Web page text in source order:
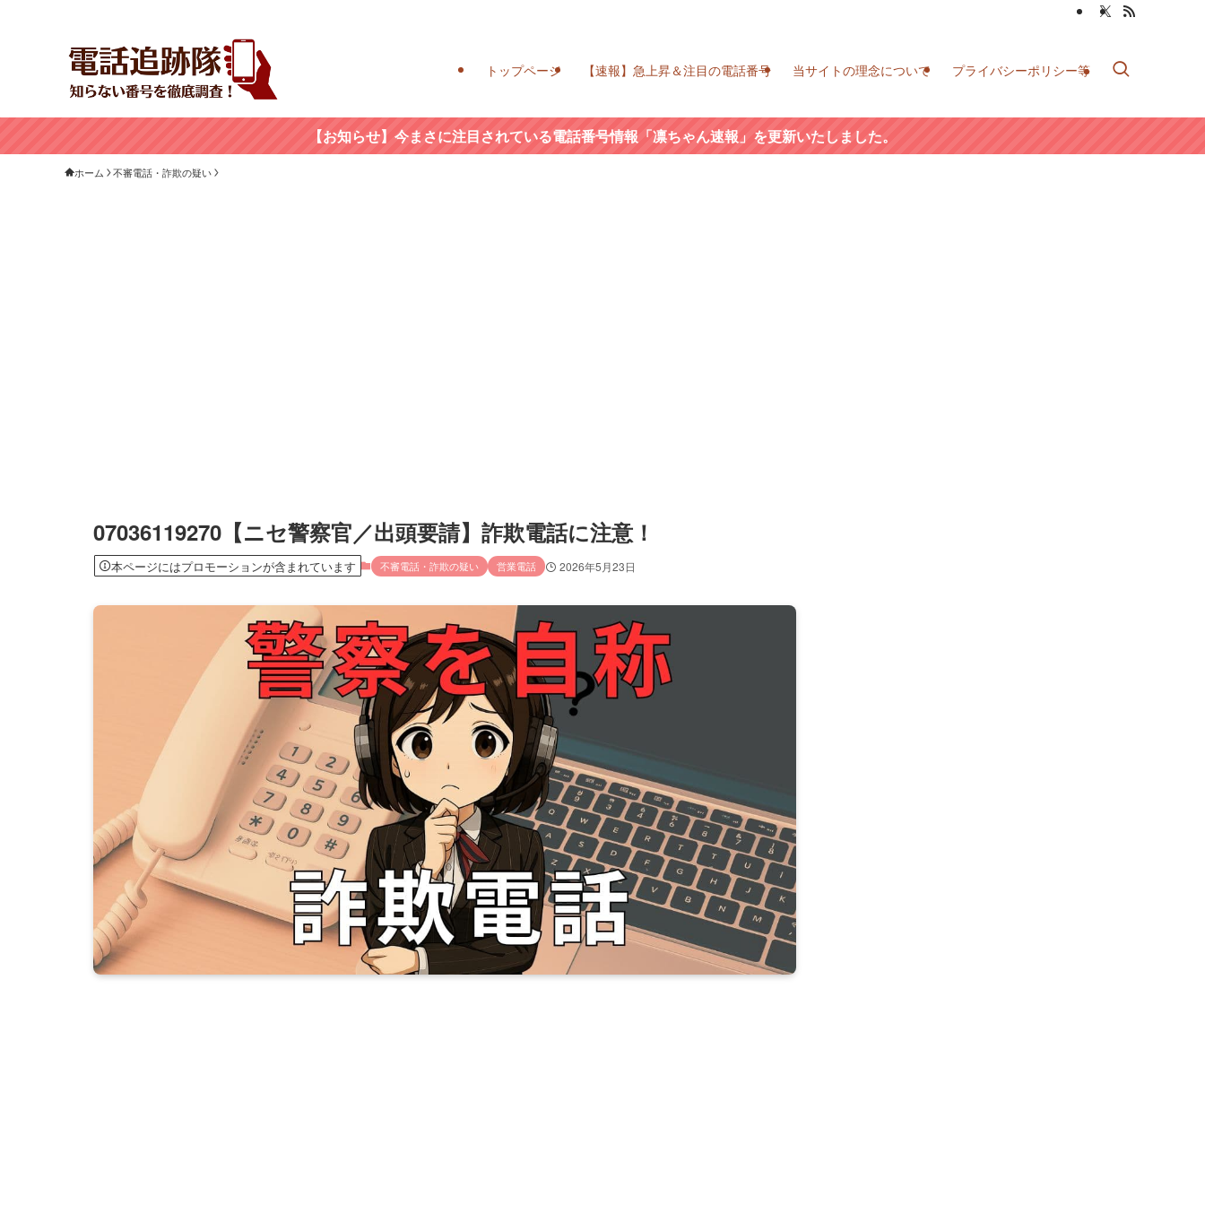
トップページ 【速報】急上昇＆注目の電話番号 当サイトの理念について プライバシーポリシー等
【お知らせ】今まさに注目されている電話番号情報「凛ちゃん速報」を更新いたしました。
ホーム 不審電話・詐欺の疑い
07036119270【ニセ警察官／出頭要請】詐欺電話に注意！
本ページにはプロモーションが含まれています 不審電話・詐欺の疑い 営業電話 2026年5月23日